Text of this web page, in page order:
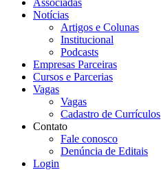
Associadas
Notícias
Artigos e Colunas
Institucional
Podcasts
Empresas Parceiras
Cursos e Parcerias
Vagas
Vagas
Cadastro de Currículos
Contato
Fale conosco
Denúncia de Editais
Login